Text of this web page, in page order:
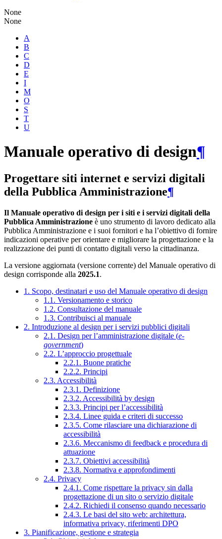
None
None
A
B
C
D
E
I
M
O
S
T
U
Manuale operativo di design¶
Progettare siti internet e servizi digitali
della Pubblica Amministrazione¶
Il Manuale operativo di design per i siti e i servizi digitali della
Pubblica Amministrazione è uno strumento di lavoro dedicato alla
Pubblica Amministrazione e i suoi fornitori e ha l’obiettivo di fornire
indicazioni operative per orientare e migliorare la progettazione e la
realizzazione dei punti di contatto digitali verso la cittadinanza.
La versione aggiornata (versione corrente) del Manuale operativo di
design corrisponde alla 2025.1.
1. Scopo, destinatari e uso del Manuale operativo di design
1.1. Versionamento e storico
1.2. Consultazione del manuale
1.3. Contribuisci al manuale
2. Introduzione al design per i servizi pubblici digitali
2.1. Design per l’amministrazione digitale (e-
government)
2.2. L’approccio progettuale
2.2.1. Buone pratiche
2.2.2. Principi
2.3. Accessibilità
2.3.1. Definizione
2.3.2. Accessibilità by design
2.3.3. Principi per l’accessibilità
2.3.4. Linee guida e criteri di successo
2.3.5. Come rilasciare una dichiarazione di
accessibilità
2.3.6. Meccanismo di feedback e procedura di
attuazione
2.3.7. Obiettivi accessibilità
2.3.8. Normativa e approfondimenti
2.4. Privacy
2.4.1. Come rispettare la privacy sin dalla
progettazione di un sito o servizio digitale
2.4.2. Richiedi il consenso quando necessario
2.4.3. Le basi del sito web: architettura,
informativa privacy, riferimenti DPO
3. Pianificazione, gestione e strategia